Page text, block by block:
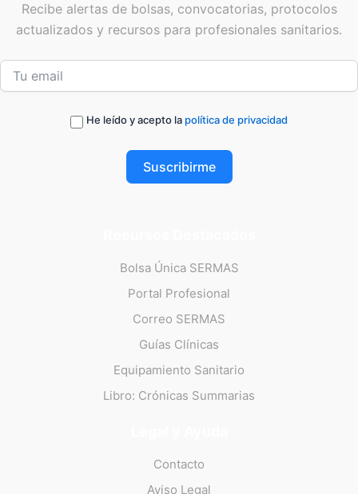
Recibe alertas de bolsas, convocatorias, protocolos
actualizados y recursos para profesionales sanitarios.
He leído y acepto la política de privacidad
Suscribirme
Bolsa Única SERMAS
Portal Profesional
Correo SERMAS
Guías Clínicas
Equipamiento Sanitario
Libro: Crónicas Summarias
Contacto
Aviso Legal